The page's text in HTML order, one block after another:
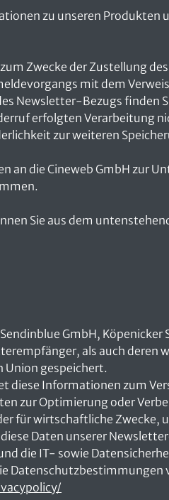
zu unseren
Zwecke der Zustellung
mit dem
Newsletter-Bezugs finden
erfolgten Verarbeitung
zur weiteren
an die Cineweb GmbH
Sie aus dem
GmbH, Köpenicker
als auch deren
Union gespeichert.
diese Informationen zum
zur Optimierung oder
für wirtschaftliche
Daten unserer
die IT- sowie
Datenschutzbestimmungen